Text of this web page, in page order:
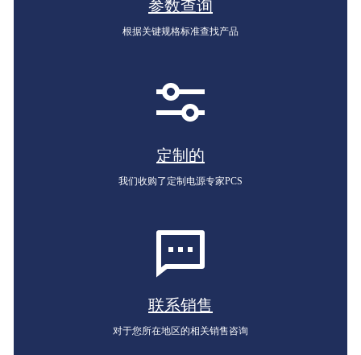
参数查询
根据关键规格标准查找产品
定制的
我们收购了定制电源专家PCS
联系销售
对于您所在地区的相关销售咨询